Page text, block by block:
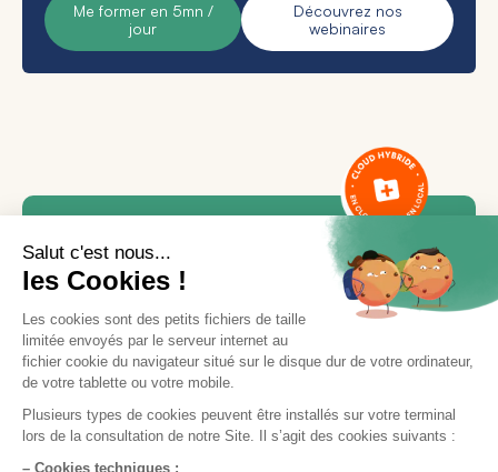
Me former en 5mn /
jour
Découvrez nos
webinaires
Besoin d'aide ou d'une
formation ?
Notre équipe est là pour vous accompagner.
Contactez le service support via le bouton «
Nous contacter
», en indiquant votre demande
et vos disponibilités, ou appelez-nous
directement par téléphone.